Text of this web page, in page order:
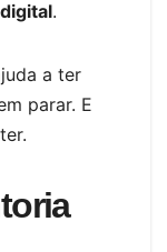
.
a ter
parar. E